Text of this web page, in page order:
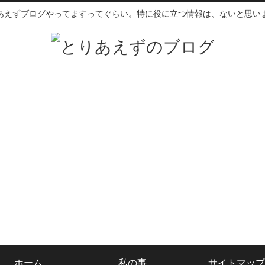
えずブログやってますってぐらい。特に役に立つ情報は、ないと思い
ホーム 私の事 サイトマップ